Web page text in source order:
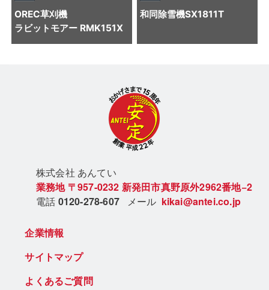
OREC草刈機
ラビットモアー RMK151X
和同除雪機SX1811T
株式会社 あんてい
業務地 〒957-0232 新発田市真野原外2962番地−2
電話 0120-278-607 メール kikai@antei.co.jp
企業情報
サイトマップ
よくあるご質問